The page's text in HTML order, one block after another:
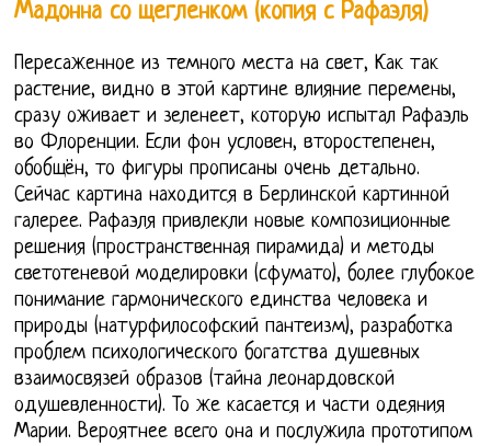
Мадонна со щегленком (копия с Рафаэля)
Пересаженное из темного места на свет, Как так
растение, видно в этой картине влияние перемены,
сразу оживает и зеленеет, которую испытал Рафаэль
во Флоренции. Если фон условен, второстепенен,
обобщён, то фигуры прописаны очень детально.
Сейчас картина находится в Берлинской картинной
галерее. Рафаэля привлекли новые композиционные
решения (пространственная пирамида) и методы
светотеневой моделировки (сфумато), более глубокое
понимание гармонического единства человека и
природы (натурфилософский пантеизм), разработка
проблем психологического богатства душевных
взаимосвязей образов (тайна леонардовской
одушевленности). То же касается и части одеяния
Марии. Вероятнее всего она и послужила прототипом